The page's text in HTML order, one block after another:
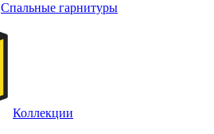
Спальные гарнитуры
Коллекции